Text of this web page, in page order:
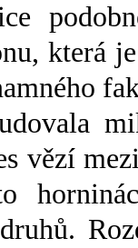
která
vězí